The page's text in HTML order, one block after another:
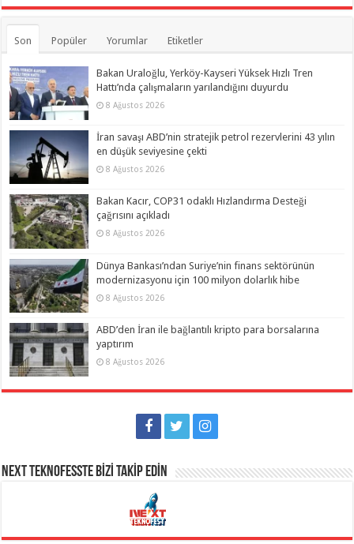
Son Popüler Yorumlar Etiketler
Bakan Uraloğlu, Yerköy-Kayseri Yüksek Hızlı Tren
Hattı’nda çalışmaların yarılandığını duyurdu
8 Ağustos 2026
İran savaşı ABD’nin stratejik petrol rezervlerini 43 yılın
en düşük seviyesine çekti
8 Ağustos 2026
Bakan Kacır, COP31 odaklı Hızlandırma Desteği
çağrısını açıkladı
8 Ağustos 2026
Dünya Bankası’ndan Suriye’nin finans sektörünün
modernizasyonu için 100 milyon dolarlık hibe
8 Ağustos 2026
ABD’den İran ile bağlantılı kripto para borsalarına
yaptırım
8 Ağustos 2026
NEXT TEKNOFESSTE BİZİ TAKİP EDİN